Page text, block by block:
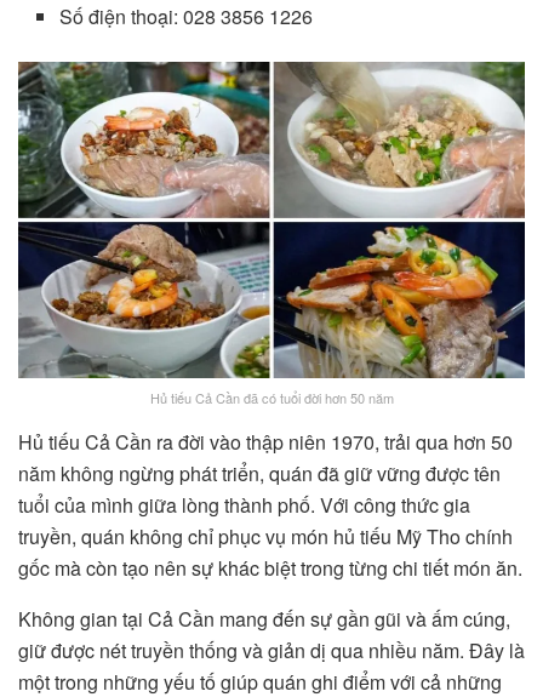
Số điện thoại: 028 3856 1226
Hủ tiếu Cả Cần đã có tuổi đời hơn 50 năm
Hủ tiếu Cả Cần ra đời vào thập niên 1970, trải qua hơn 50
năm không ngừng phát triển, quán đã giữ vững được tên
tuổi của mình giữa lòng thành phố. Với công thức gia
truyền, quán không chỉ phục vụ món hủ tiếu Mỹ Tho chính
gốc mà còn tạo nên sự khác biệt trong từng chi tiết món ăn​.
Không gian tại Cả Cần mang đến sự gần gũi và ấm cúng,
giữ được nét truyền thống và giản dị qua nhiều năm. Đây là
một trong những yếu tố giúp quán ghi điểm với cả những